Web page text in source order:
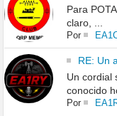
Para
claro, ...
Por
RE: Un
Un cordial
conocido
Por